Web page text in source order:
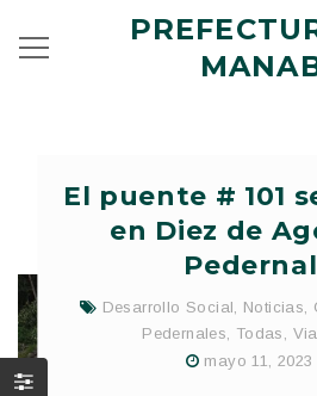
El puente # 101
en Diez de
Desarrollo Social, Noticias,
Pedernales, Todas ,
mayo 11, 2023